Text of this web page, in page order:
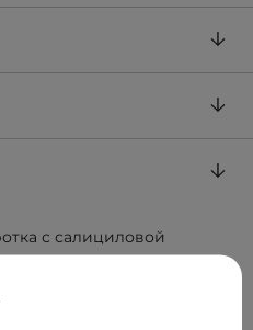
с салициловой
глюконолактоном
НДС